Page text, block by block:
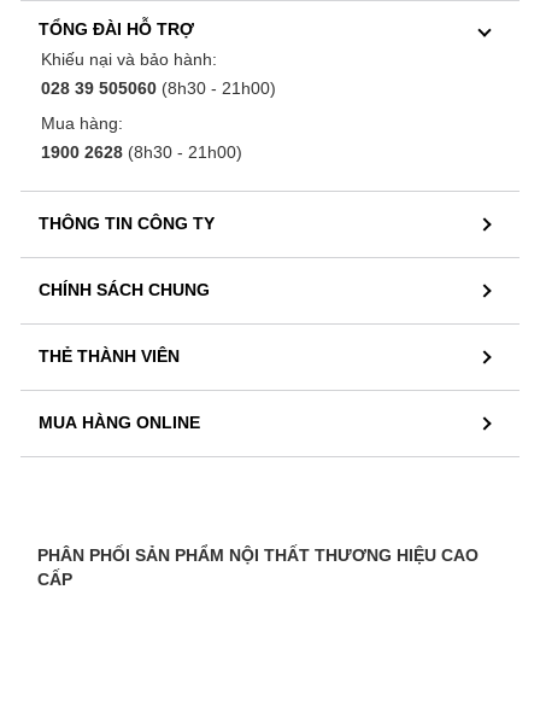
TỔNG ĐÀI HỖ TRỢ
Khiếu nại và bảo hành:
028 39 505060 (8h30 - 21h00)
Mua hàng:
1900 2628 (8h30 - 21h00)
THÔNG TIN CÔNG TY
CHÍNH SÁCH CHUNG
THẺ THÀNH VIÊN
MUA HÀNG ONLINE
PHÂN PHỐI SẢN PHẨM NỘI THẤT THƯƠNG HIỆU CAO
CẤP